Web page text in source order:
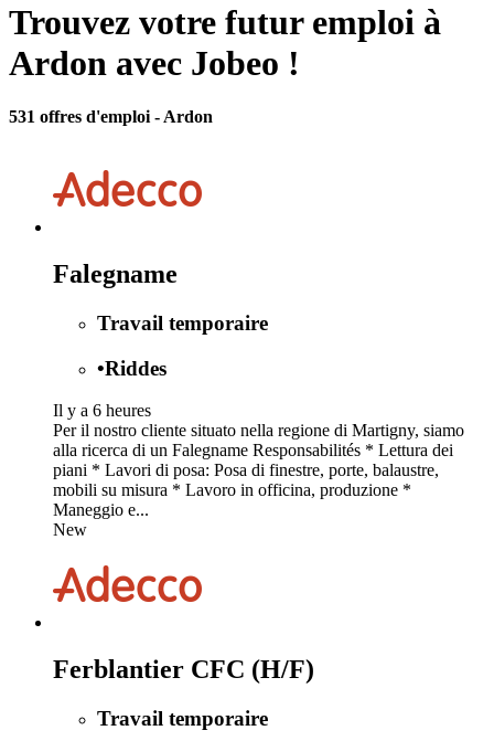
Trouvez votre futur emploi à
Ardon avec Jobeo !
531 offres d'emploi - Ardon
Falegname
Travail temporaire
•Riddes
Il y a 6 heures
Per il nostro cliente situato nella regione di Martigny, siamo
alla ricerca di un Falegname Responsabilités * Lettura dei
piani * Lavori di posa: Posa di finestre, porte, balaustre,
mobili su misura * Lavoro in officina, produzione *
Maneggio e...
New
Ferblantier CFC (H/F)
Travail temporaire